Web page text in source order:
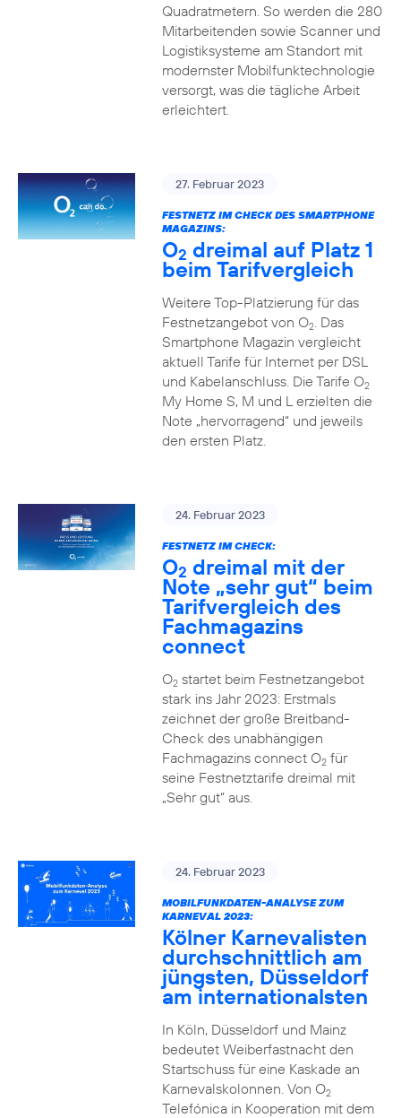
Quadratmetern. So werden die 280
Mitarbeitenden sowie Scanner und
Logistiksysteme am Standort mit
modernster Mobilfunktechnologie
versorgt, was die tägliche Arbeit
erleichtert.
27. Februar 2023
FESTNETZ IM CHECK DES SMARTPHONE
MAGAZINS:
O2 dreimal auf Platz 1
beim Tarifvergleich
Weitere Top-Platzierung für das
Festnetzangebot von O2. Das
Smartphone Magazin vergleicht
aktuell Tarife für Internet per DSL
und Kabelanschluss. Die Tarife O2
My Home S, M und L erzielten die
Note „hervorragend“ und jeweils
den ersten Platz.
24. Februar 2023
FESTNETZ IM CHECK:
O2 dreimal mit der
Note „sehr gut“ beim
Tarifvergleich des
Fachmagazins
connect
O2startet beim Festnetzangebot
stark ins Jahr 2023: Erstmals
zeichnet der große Breitband-
Check des unabhängigen
Fachmagazins connect O2für
seine Festnetztarife dreimal mit
„Sehr gut“ aus.
24. Februar 2023
MOBILFUNKDATEN-ANALYSE ZUM
KARNEVAL 2023:
Kölner Karnevalisten
durchschnittlich am
jüngsten, Düsseldorf
am internationalsten
In Köln, Düsseldorf und Mainz
bedeutet Weiberfastnacht den
Startschuss für eine Kaskade an
Karnevalskolonnen. Von O2
Telefónica in Kooperation mit dem